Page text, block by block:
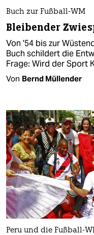
Buch zur Fußball-WM
Bleibender
Von '54 bis zur
Buch schildert die
Frage: Wird der Sport
Von Bernd Müllender
Peru und die Fußball-